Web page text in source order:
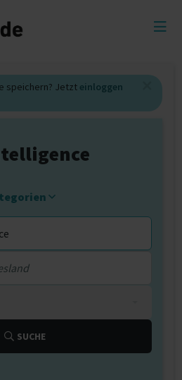
speichern? Jetzt einloggen
SUCHE